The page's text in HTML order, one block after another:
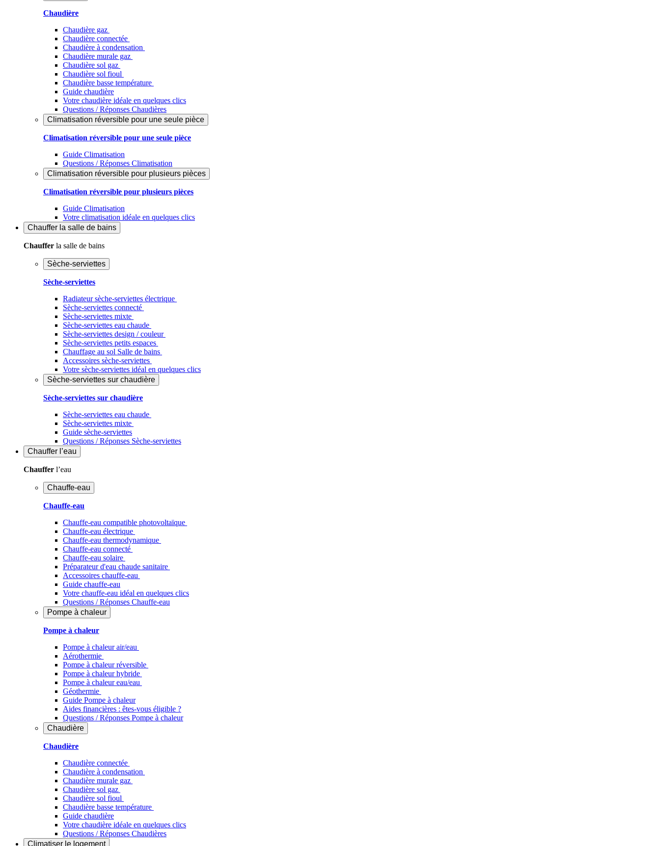
Chaudière
Chaudière gaz
Chaudière connectée
Chaudière à condensation
Chaudière murale gaz
Chaudière sol gaz
Chaudière sol fioul
Chaudière basse température
Guide chaudière
Votre chaudière idéale en quelques clics
Questions / Réponses Chaudières
Climatisation réversible pour une seule pièce
Climatisation réversible pour une seule pièce
Guide Climatisation
Questions / Réponses Climatisation
Climatisation réversible pour plusieurs pièces
Climatisation réversible pour plusieurs pièces
Guide Climatisation
Votre climatisation idéale en quelques clics
Chauffer la salle de bains
Chauffer la salle de bains
Sèche-serviettes
Sèche-serviettes
Radiateur sèche-serviettes électrique
Sèche-serviettes connecté
Sèche-serviettes mixte
Sèche-serviettes eau chaude
Sèche-serviettes design / couleur
Sèche-serviettes petits espaces
Chauffage au sol Salle de bains
Accessoires sèche-serviettes
Votre sèche-serviettes idéal en quelques clics
Sèche-serviettes sur chaudière
Sèche-serviettes sur chaudière
Sèche-serviettes eau chaude
Sèche-serviettes mixte
Guide sèche-serviettes
Questions / Réponses Sèche-serviettes
Chauffer l’eau
Chauffer l’eau
Chauffe-eau
Chauffe-eau
Chauffe-eau compatible photovoltaïque
Chauffe-eau électrique
Chauffe-eau thermodynamique
Chauffe-eau connecté
Chauffe-eau solaire
Préparateur d'eau chaude sanitaire
Accessoires chauffe-eau
Guide chauffe-eau
Votre chauffe-eau idéal en quelques clics
Questions / Réponses Chauffe-eau
Pompe à chaleur
Pompe à chaleur
Pompe à chaleur air/eau
Aérothermie
Pompe à chaleur réversible
Pompe à chaleur hybride
Pompe à chaleur​ eau/eau
Géothermie
Guide Pompe à chaleur
Aides financières : êtes-vous éligible ?
Questions / Réponses Pompe à chaleur
Chaudière
Chaudière
Chaudière connectée
Chaudière à condensation
Chaudière murale gaz
Chaudière sol gaz
Chaudière sol fioul
Chaudière basse température
Guide chaudière
Votre chaudière idéale en quelques clics
Questions / Réponses Chaudières
Climatiser le logement